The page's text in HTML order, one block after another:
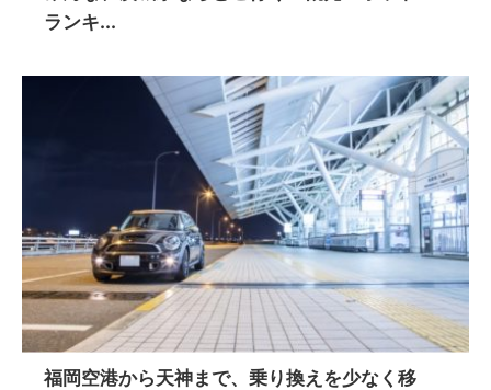
ランキ...
福岡空港から天神まで、乗り換えを少なく移